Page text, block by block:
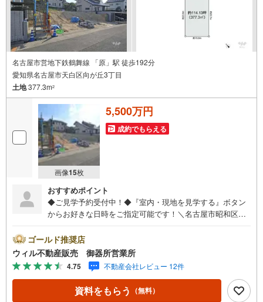
名古屋市営地下鉄鶴舞線 「原」駅 徒歩192分
愛知県名古屋市天白区向が丘3丁目
土地377.3m2
画像15枚
5,500万円
成約でもらえる
おすすめポイント
◆ご見学予約受付中！◆『室内・現地を見学する』ボタン
からお好きな日時をご指定可能です！＼名古屋市昭和区、
名古屋市昭和区、天白区の直接のご売却依頼を数多くいた
だいている不動産仲介会社です。ネット上で分かる立地環
境はもちろん、過去にお任せいただいたお客様に現地の生
の声をもとに住戸環境を提案致します。＼平日のお住まい
探しの方へ/弊社では平日にご内覧・契約など平日にお住ま
い探しをされるお客様にサービスをご用意しています。＼
ゴールド推奨店
ウィル不動産販売 御器所営業所
4.75 不動産会社レビュー 12件
資料をもらう （無料）